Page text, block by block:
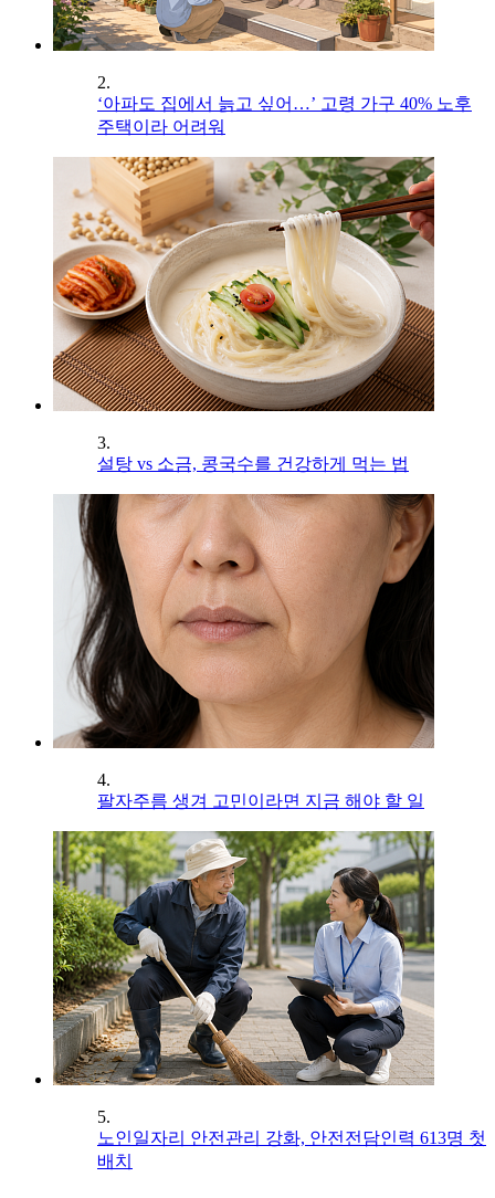
2.
‘아파도 집에서 늙고 싶어…’ 고령 가구 40% 노후
주택이라 어려워
3.
설탕 vs 소금, 콩국수를 건강하게 먹는 법
4.
팔자주름 생겨 고민이라면 지금 해야 할 일
5.
노인일자리 안전관리 강화, 안전전담인력 613명 첫
배치